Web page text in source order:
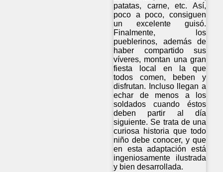
patatas, carne, etc. Así,
poco a poco, consiguen
un excelente guisó.
Finalmente, los
pueblerinos, además de
haber compartido sus
víveres, montan una gran
fiesta local en la que
todos comen, beben y
disfrutan. Incluso llegan a
echar de menos a los
soldados cuando éstos
deben partir al día
siguiente. Se trata de una
curiosa historia que todo
niño debe conocer, y que
en esta adaptación está
ingeniosamente ilustrada
y bien desarrollada.